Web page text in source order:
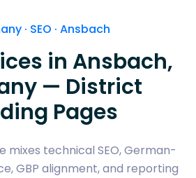
· SEO · Ansbach
in Ansbach,
— District
Pages
mixes technical SEO, German-
GBP alignment, and reporting